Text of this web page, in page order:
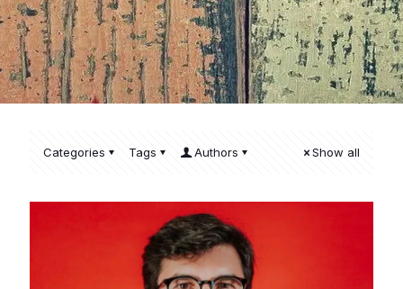
Categories Tags Authors Show all